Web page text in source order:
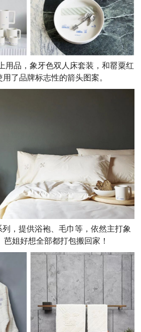
用品，象牙色双人床套装，和罂粟红
了品牌标志性的箭头图案。
，提供浴袍、毛巾等，依然主打象
芭姐好想全部都打包搬回家！